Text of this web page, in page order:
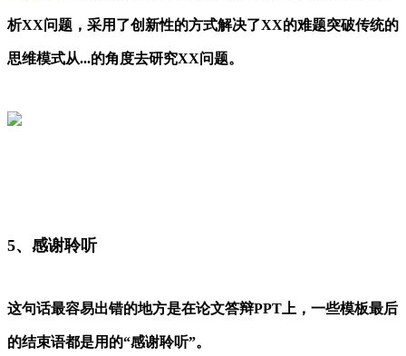
析XX问题，采用了创新性的方式解决了XX的难题突破传统的
思维模式从...的角度去研究XX问题。
5、感谢聆听
这句话最容易出错的地方是在论文答辩PPT上，一些模板最后
的结束语都是用的“感谢聆听”。